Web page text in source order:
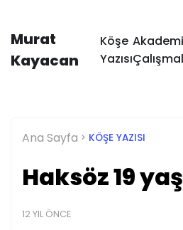
Murat
Kayacan
Köşe
Yazısı
Ana Sayfa KÖŞE YAZISI
Haksöz 19
12 YIL ÖNCE